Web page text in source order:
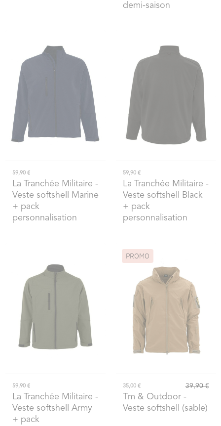
demi-saison
59,90 €
La Tranchée Militaire -
Veste softshell Marine
+ pack
personnalisation
59,90 €
La Tranchée Militaire -
Veste softshell Black
+ pack
personnalisation
59,90 €
La Tranchée Militaire -
Veste softshell Army
+ pack
PROMO
35,00 € 39,90 €
Tm & Outdoor-
Veste softshell (sable)